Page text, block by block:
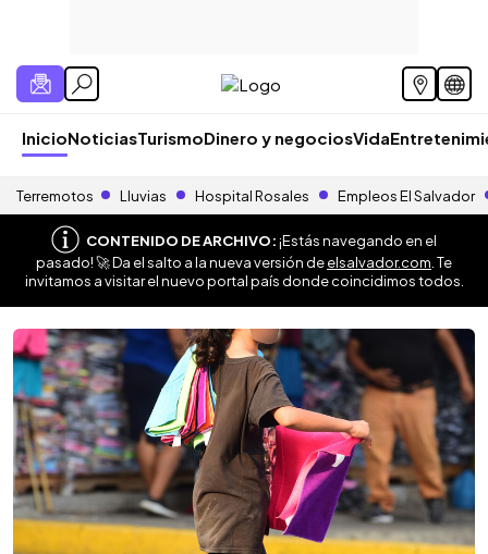
InicioNoticiasTurismoDinero y negociosVida
Terremotos Lluvias Hospital Rosales Empleos El Salvador
CONTENIDO DE ARCHIVO:¡Estás navegando en el
pasado! 🚀 Da el salto a la nueva versión deelsalvador.com . Te
invitamos a visitar el nuevo portal país donde coincidimos todos.